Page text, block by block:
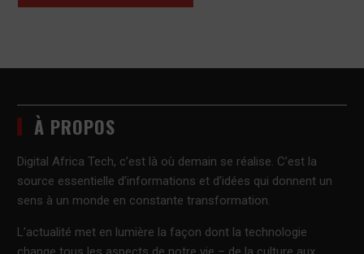
À PROPOS
Digital Africa Tech, c’est là où demain se réalise. C’est la
source essentielle d’informations et d’idées qui donnent un
sens à un monde en constante transformation.
L’actualité met en lumière la façon dont la technologie